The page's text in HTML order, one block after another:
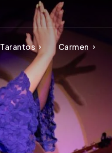
Tarantos Carmen